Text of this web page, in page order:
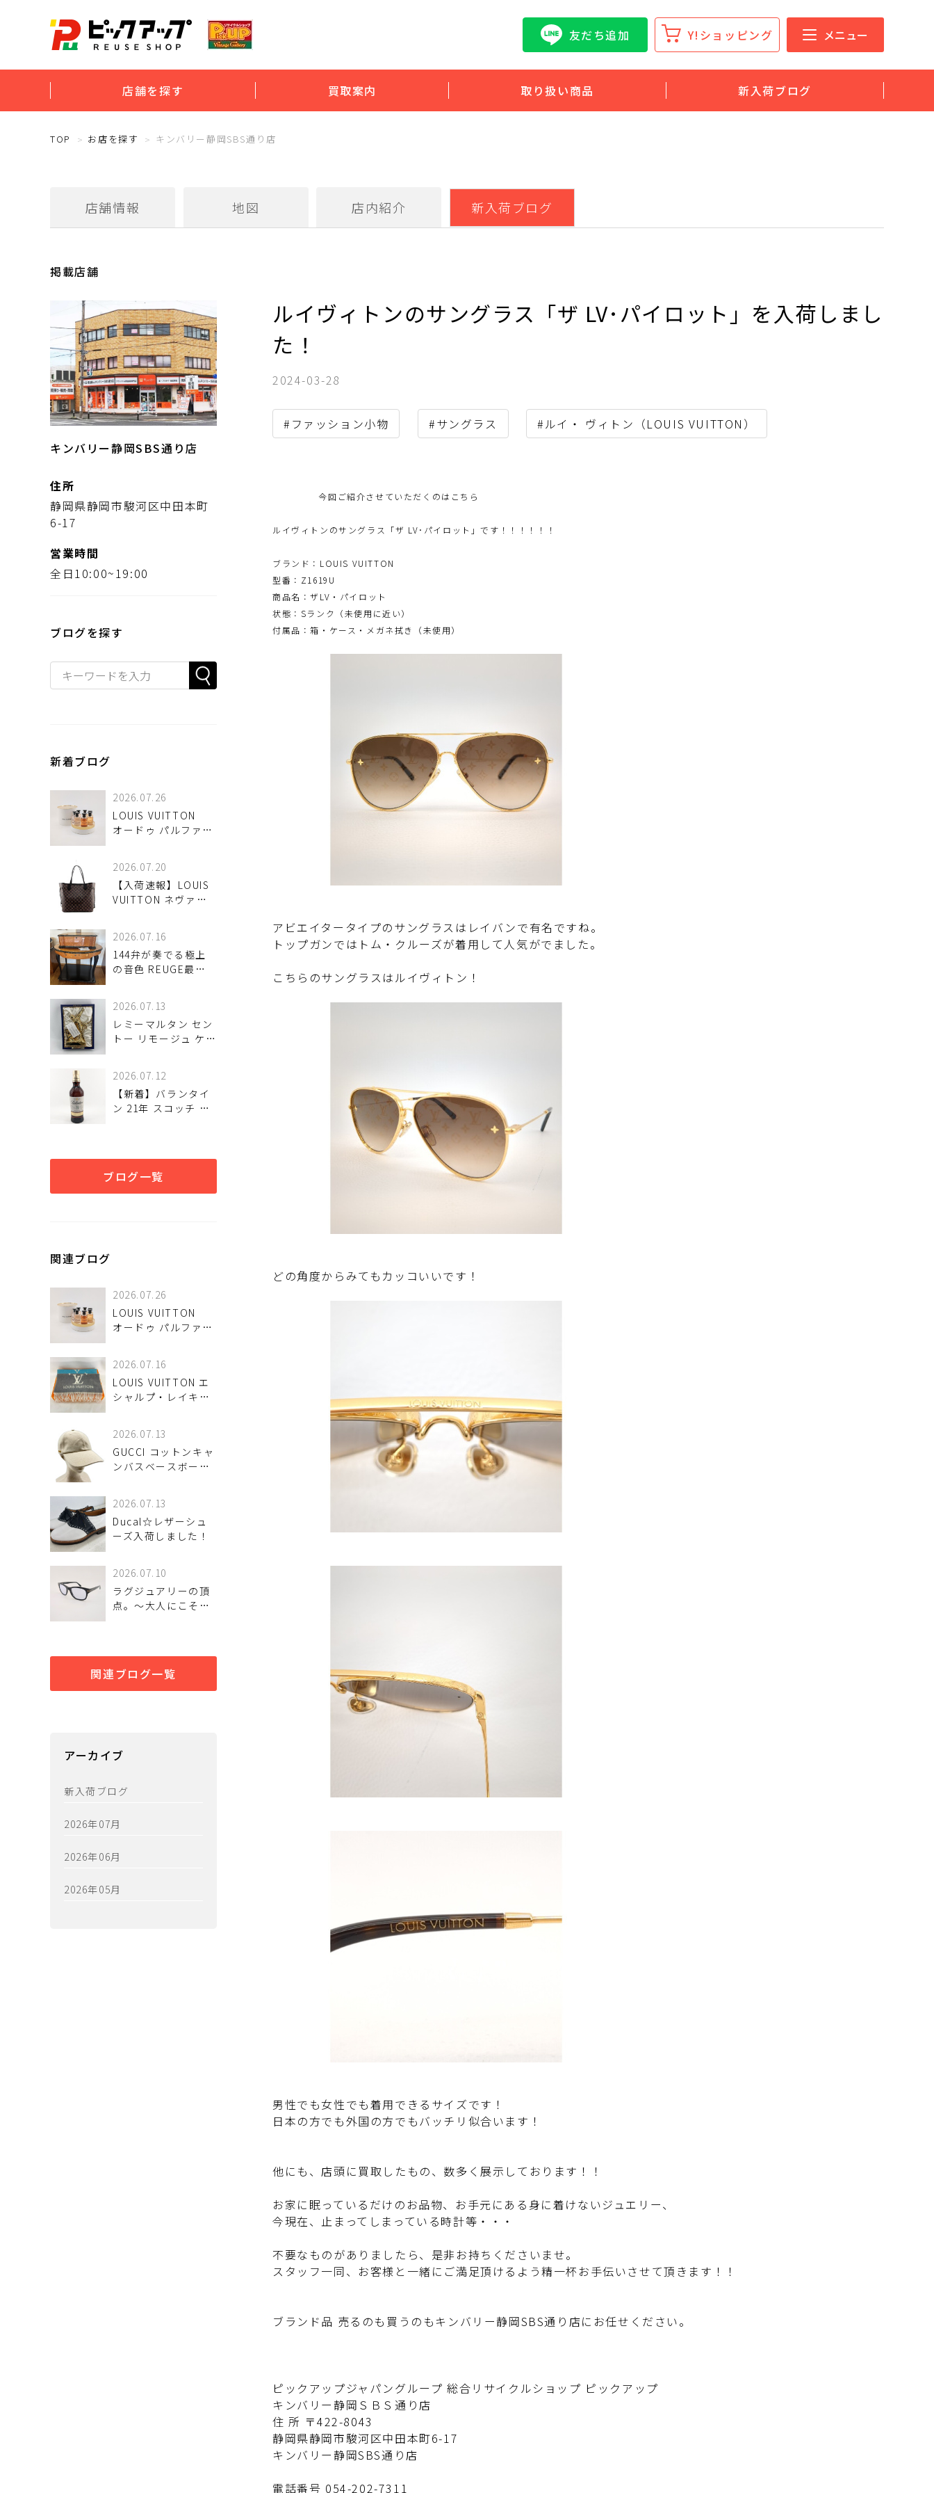
友だち追加 Y!ショッピング メニュー
店舗を探す 買取案内 取り扱い商品 新入荷ブログ
TOP お店を探す キンバリー静岡SBS通り店
店舗情報 地図 店内紹介 新入荷ブログ
掲載店舗
キンバリー静岡SBS通り店
住所
静岡県静岡市駿河区中田本町
6-17
営業時間
全日10:00~19:00
ブログを探す
新着ブログ
2026.07.26
LOUIS VUITTON
オードゥ パルファン
きました♪
2026.07.20
【入荷速報】LOUIS
VUITTON ネヴァー
2026.07.16
144弁が奏でる極上
の音色 REUGE最高
2026.07.13
レミーマルタン セン
トー リモージュ ケン
2026.07.12
【新着】バランタイ
ン 21年 スコッチ ウ
ブログ一覧
関連ブログ
2026.07.26
LOUIS VUITTON
オードゥ パルファン
きました♪
2026.07.16
LOUIS VUITTON エ
シャルプ・レイキャ
した♪
2026.07.13
GUCCI コットンキャ
ンバスベースボール
2026.07.13
Ducal☆レザーシュ
ーズ入荷しました！
2026.07.10
ラグジュアリーの頂
点。～大人にこそ似
関連ブログ一覧
アーカイブ
新入荷ブログ
2026年07月
2026年06月
2026年05月
ルイヴィトンのサングラス「ザ LV･パイロット」を入荷しまし
た！
2024-03-28
#ファッション小物 #サングラス #ルイ・ ヴィトン（LOUIS VUITTON）
今回ご紹介させていただくのはこちら
ルイヴィトンのサングラス「ザ LV･パイロット」です！！！！！！
ブランド：LOUIS VUITTON
型番： Z1619U
商品名：ザLV・パイロット
状態：Sランク（未使用に近い）
付属品：箱・ケース・メガネ拭き（未使用）
アビエイタータイプのサングラスはレイバンで有名ですね。
トップガンではトム・クルーズが着用して人気がでました。
こちらのサングラスはルイヴィトン！
どの角度からみてもカッコいいです！
男性でも女性でも着用できるサイズです！
日本の方でも外国の方でもバッチリ似合います！
他にも、店頭に買取したもの、数多く展示しております！！
お家に眠っているだけのお品物、お手元にある身に着けないジュエリー、
今現在、止まってしまっている時計等・・・
不要なものがありましたら、是非お持ちくださいませ。
スタッフ一同、お客様と一緒にご満足頂けるよう精一杯お手伝いさせて頂きます！！
ブランド品 売るのも買うのもキンバリー静岡SBS通り店にお任せください。
ピックアップジャパングループ 総合リサイクルショップ ピックアップ
キンバリー静岡ＳＢＳ通り店
住 所 〒422-8043
静岡県静岡市駿河区中田本町6-17
キンバリー静岡SBS通り店
電話番号 054-202-7311